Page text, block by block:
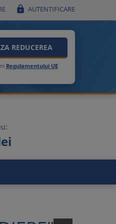
 AUTENTIFICARE
REDUCEREA
Regulamentului UE